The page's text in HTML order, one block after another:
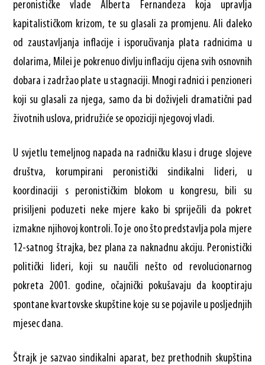
peronističke vlade Alberta Fernandeza koja upravlja
kapitalističkom krizom, te su glasali za promjenu. Ali daleko
od zaustavljanja inflacije i isporučivanja plata radnicima u
dolarima, Milei je pokrenuo divlju inflaciju cijena svih osnovnih
dobara i zadržao plate u stagnaciji. Mnogi radnici i penzioneri
koji su glasali za njega, samo da bi doživjeli dramatični pad
životnih uslova, pridružiće se opoziciji njegovoj vladi.
U svjetlu temeljnog napada na radničku klasu i druge slojeve
društva, korumpirani peronistički sindikalni lideri, u
koordinaciji s peronističkim blokom u kongresu, bili su
prisiljeni poduzeti neke mjere kako bi spriječili da pokret
izmakne njihovoj kontroli. To je ono što predstavlja pola mjere
12-satnog štrajka, bez plana za naknadnu akciju. Peronistički
politički lideri, koji su naučili nešto od revolucionarnog
pokreta 2001. godine, očajnički pokušavaju da kooptiraju
spontane kvartovske skupštine koje su se pojavile u posljednjih
mjesec dana.
Štrajk je sazvao sindikalni aparat, bez prethodnih skupština